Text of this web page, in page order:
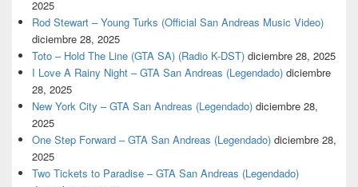
2025
Rod Stewart – Young Turks (Official San Andreas Music Video)
diciembre 28, 2025
Toto – Hold The Line (GTA SA) (Radio K-DST) diciembre 28, 2025
I Love A Rainy Night – GTA San Andreas (Legendado) diciembre
28, 2025
New York City – GTA San Andreas (Legendado) diciembre 28,
2025
One Step Forward – GTA San Andreas (Legendado) diciembre 28,
2025
Two Tickets to Paradise – GTA San Andreas (Legendado)